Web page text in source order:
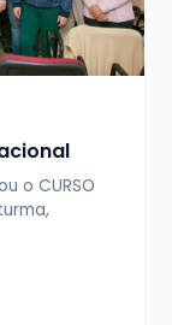
o CURSO